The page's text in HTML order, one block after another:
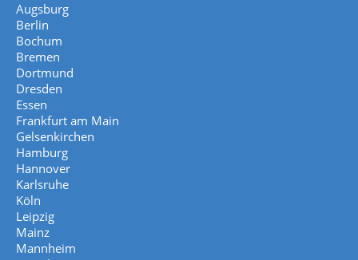
Augsburg
Berlin
Bochum
Bremen
Dortmund
Dresden
Essen
Frankfurt am Main
Gelsenkirchen
Hamburg
Hannover
Karlsruhe
Köln
Leipzig
Mainz
Mannheim